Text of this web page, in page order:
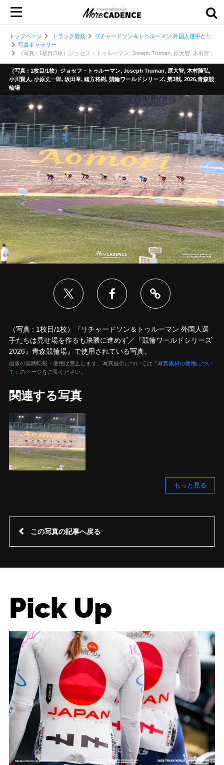
トップページ トラック競技
リチャードソン＆トゥルーマン 外国人選手たちは
写真ギャラリー
（写真 : 1枚目/1枚）ジョセフ・トゥルーマン, Joseph Truman, 原大智, 木村隆弘,
（写真 : 1枚目/1枚）ジョセフ・トゥルーマン, Joseph Truman, 原大智, 木村隆弘,
小川賢人, 小原丈一郎, 坂田章, 緒方将樹, 競輪ワールドシリーズ, 第3戦, 2026,青森競
輪場
（写真 : 1枚目/1枚）『リチャードソン＆トゥルーマン 外国人選
手たちは見せ場を作るも決勝に進めず／『競輪ワールドシリーズ
2026』青森競輪場』で使用されている写真。
画像の無断転載・使用は禁止します。写真提供については『写真素材の使用につい
て 』のページをご覧ください。
関連する写真
もっと見る
この写真の記事へ戻る
Pick Up